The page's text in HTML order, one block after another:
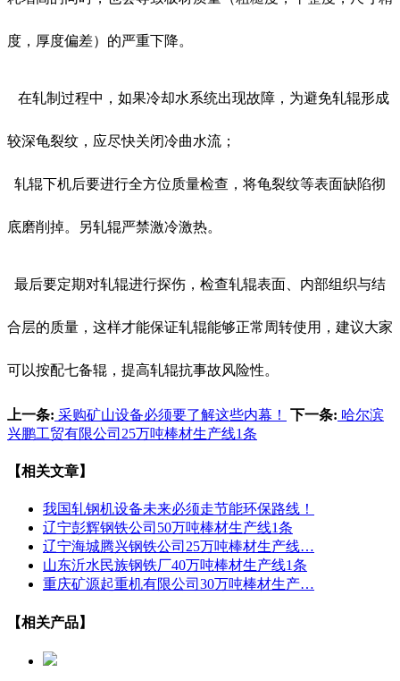
度，厚度偏差）的严重下降。
在轧制过程中，如果冷却水系统出现故障，为避免轧辊形成
较深龟裂纹，应尽快关闭冷曲水流；
轧辊下机后要进行全方位质量检查，将龟裂纹等表面缺陷彻
底磨削掉。另轧辊严禁激冷激热。
最后要定期对轧辊进行探伤，检查轧辊表面、内部组织与结
合层的质量，这样才能保证轧辊能够正常周转使用，建议大家
可以按配七备辊，提高轧辊抗事故风险性。
上一条: 采购矿山设备必须要了解这些内幕！ 下一条: 哈尔滨
兴鹏工贸有限公司25万吨棒材生产线1条
【相关文章】
我国轧钢机设备未来必须走节能环保路线！
辽宁彭辉钢铁公司50万吨棒材生产线1条
辽宁海城腾兴钢铁公司25万吨棒材生产线…
山东沂水民族钢铁厂40万吨棒材生产线1条
重庆矿源起重机有限公司30万吨棒材生产…
【相关产品】